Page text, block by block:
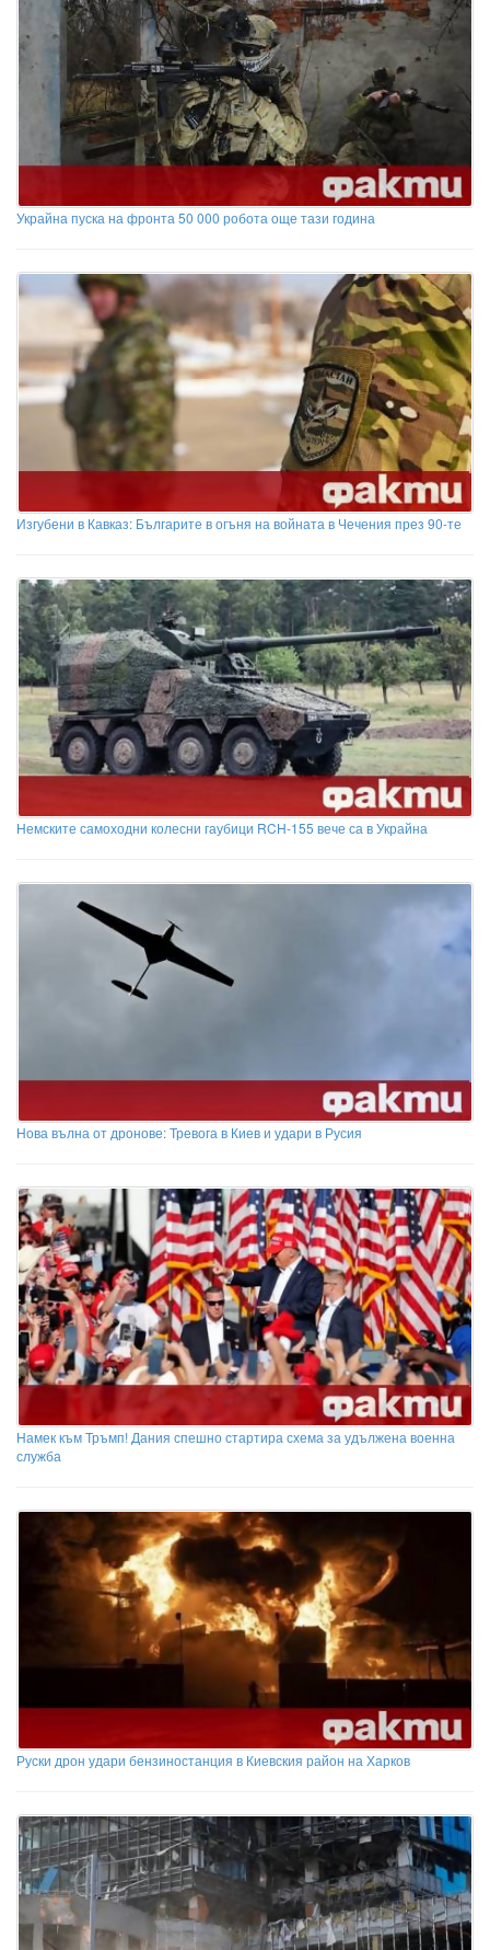
Украйна пуска на фронта 50 000 робота още тази година
Изгубени в Кавказ: Българите в огъня на войната в Чечения през 90-те
Немските самоходни колесни гаубици RCH-155 вече са в Украйна
Нова вълна от дронове: Тревога в Киев и удари в Русия
Намек към Тръмп! Дания спешно стартира схема за удължена военна
служба
Руски дрон удари бензиностанция в Киевския район на Харков